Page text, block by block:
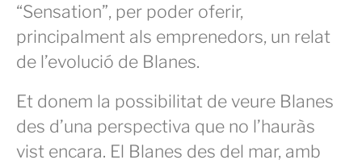
“Sensation”, per poder oferir,
principalment als emprenedors, un relat
de l’evolució de Blanes.
Et donem la possibilitat de veure Blanes
des d’una perspectiva que no l’hauràs
vist encara. El Blanes des del mar, amb